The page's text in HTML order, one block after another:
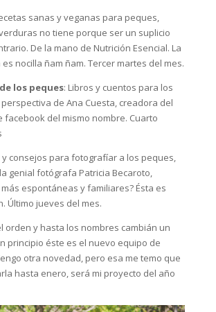
sanas y veganas para peques,
no tiene porque ser un suplicio
De la mano de Nutrición Esencial. La
nocilla ñam ñam. Tercer martes del mes.
los peques: Libros y cuentos para los
de Ana Cuesta, creadora del
facebook del mismo nombre. Cuarto
y consejos para fotografíar a los peques,
genial fotógrafa Patricia Becaroto,
espontáneas y familiares? Ésta es
Último jueves del mes.
orden y hasta los nombres cambián un
principio éste es el nuevo equipo de
otra novedad, pero esa me temo que
hasta enero, será mi proyecto del año